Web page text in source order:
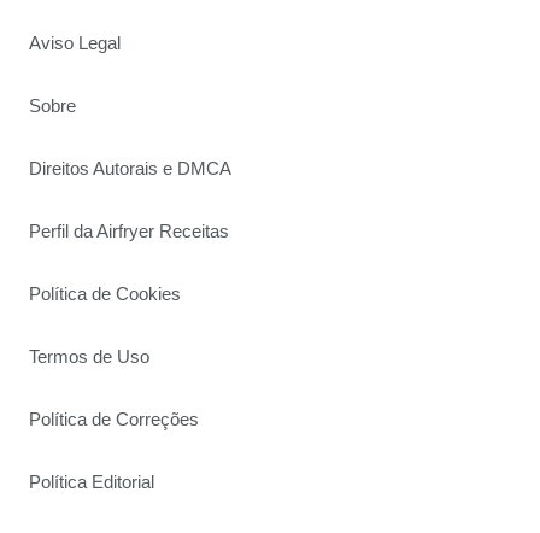
Aviso Legal
Sobre
Direitos Autorais e DMCA
Perfil da Airfryer Receitas
Política de Cookies
Termos de Uso
Política de Correções
Política Editorial